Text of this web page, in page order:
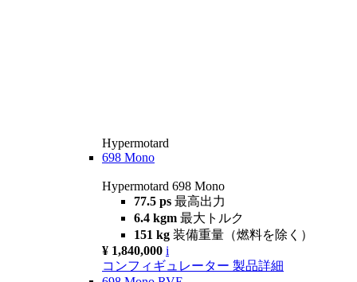
Hypermotard
698 Mono
Hypermotard 698 Mono
77.5 ps 最高出力
6.4 kgm 最大トルク
151 kg 装備重量（燃料を除く）
¥ 1,840,000 i
コンフィギュレーター 製品詳細